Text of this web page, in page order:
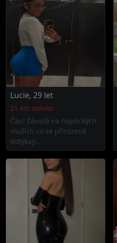
Lucie, 29 let
21 km daleko
Čau! Závislá na haptických
mužích co se přirozeně
dotýkají...